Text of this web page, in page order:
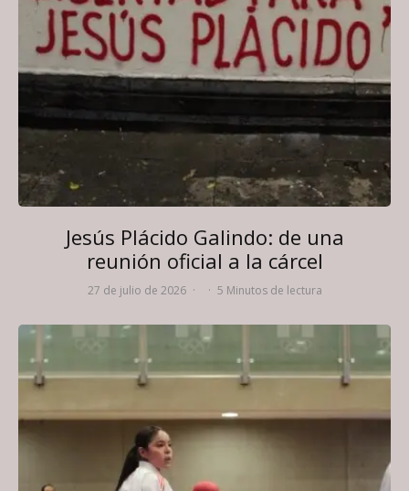
Jesús Plácido Galindo: de una
reunión oficial a la cárcel
27 de julio de 2026 · · 5 Minutos de lectura